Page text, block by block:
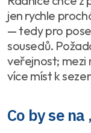
jen rychle
— tedy pro
sousedů.
veřejnost; mezi
více míst k
Co by se